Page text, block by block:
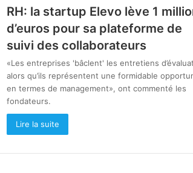
RH: la startup Elevo lève 1
d’euros pour sa plateforme de
suivi des collaborateurs
«Les entreprises 'bâclent' les entretiens
alors qu’ils représentent une formidable
en termes de management», ont commenté les
fondateurs.
Lire la suite